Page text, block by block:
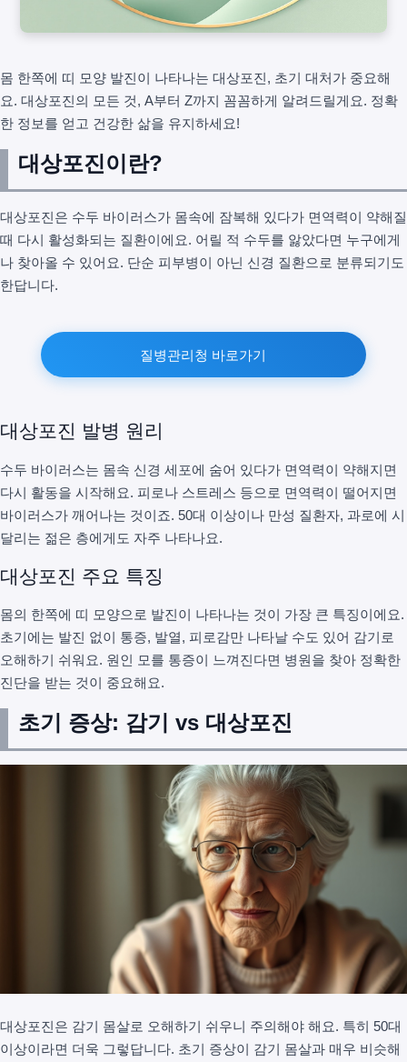
몸 한쪽에 띠 모양 발진이 나타나는 대상포진, 초기 대처가 중요해
요. 대상포진의 모든 것, A부터 Z까지 꼼꼼하게 알려드릴게요. 정확
한 정보를 얻고 건강한 삶을 유지하세요!
대상포진이란?
대상포진은 수두 바이러스가 몸속에 잠복해 있다가 면역력이 약해질
때 다시 활성화되는 질환이에요. 어릴 적 수두를 앓았다면 누구에게
나 찾아올 수 있어요. 단순 피부병이 아닌 신경 질환으로 분류되기도
한답니다.
질병관리청 바로가기
대상포진 발병 원리
수두 바이러스는 몸속 신경 세포에 숨어 있다가 면역력이 약해지면
다시 활동을 시작해요. 피로나 스트레스 등으로 면역력이 떨어지면
바이러스가 깨어나는 것이죠. 50대 이상이나 만성 질환자, 과로에 시
달리는 젊은 층에게도 자주 나타나요.
대상포진 주요 특징
몸의 한쪽에 띠 모양으로 발진이 나타나는 것이 가장 큰 특징이에요.
초기에는 발진 없이 통증, 발열, 피로감만 나타날 수도 있어 감기로
오해하기 쉬워요. 원인 모를 통증이 느껴진다면 병원을 찾아 정확한
진단을 받는 것이 중요해요.
초기 증상: 감기 vs 대상포진
대상포진은 감기 몸살로 오해하기 쉬우니 주의해야 해요. 특히 50대
이상이라면 더욱 그렇답니다. 초기 증상이 감기 몸살과 매우 비슷해